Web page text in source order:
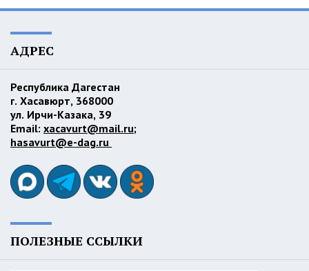
АДРЕС
Республика Дагестан
г. Хасавюрт, 368000
ул. Ирчи-Казака, 39
Email: xacavurt@mail.ru;
hasavurt@e-dag.ru
ПОЛЕЗНЫЕ ССЫЛКИ